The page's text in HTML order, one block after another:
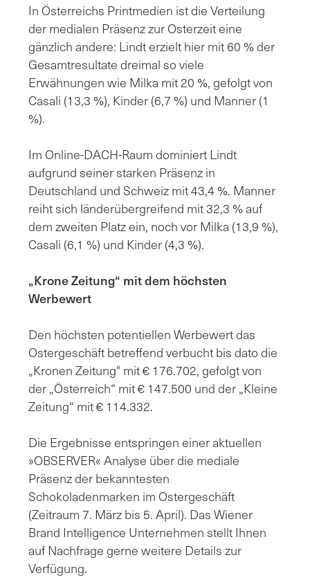
In Österreichs Printmedien ist die Verteilung
der medialen Präsenz zur Osterzeit eine
gänzlich andere: Lindt erzielt hier mit 60 % der
Gesamtresultate dreimal so viele
Erwähnungen wie Milka mit 20 %, gefolgt von
Casali (13,3 %), Kinder (6,7 %) und Manner (1
%).
Im Online-DACH-Raum dominiert Lindt
aufgrund seiner starken Präsenz in
Deutschland und Schweiz mit 43,4 %. Manner
reiht sich länderübergreifend mit 32,3 % auf
dem zweiten Platz ein, noch vor Milka (13,9 %),
Casali (6,1 %) und Kinder (4,3 %).
„Krone Zeitung“ mit dem höchsten
Werbewert
Den höchsten potentiellen Werbewert das
Ostergeschäft betreffend verbucht bis dato die
„Kronen Zeitung" mit € 176.702, gefolgt von
der „Österreich“ mit € 147.500 und der „Kleine
Zeitung“ mit € 114.332.
Die Ergebnisse entspringen einer aktuellen
»OBSERVER« Analyse über die mediale
Präsenz der bekanntesten
Schokoladenmarken im Ostergeschäft
(Zeitraum 7. März bis 5. April). Das Wiener
Brand Intelligence Unternehmen stellt Ihnen
auf Nachfrage gerne weitere Details zur
Verfügung.